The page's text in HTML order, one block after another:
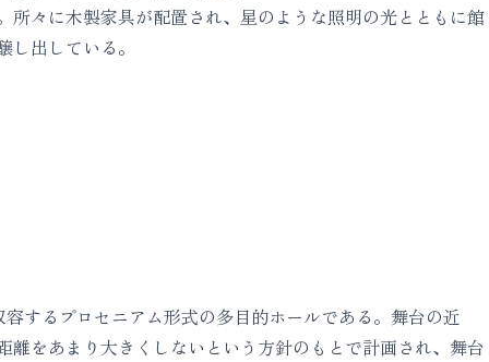
所々に木製家具が配置され、星のような照明の光とともに館
出している。
するプロセニアム形式の多目的ホールである。舞台の近
離をあまり大きくしないという方針のもとで計画され、舞台